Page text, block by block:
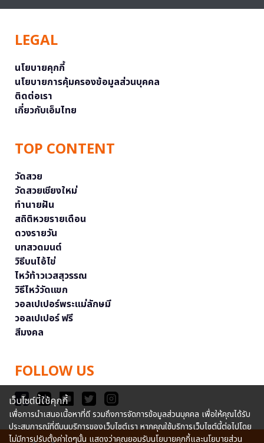
LEGAL
นโยบายคุกกี้
นโยบายการคุ้มครองข้อมูลส่วนบุคคล
ติดต่อเรา
เกี่ยวกับเอ็มไทย
TOP CONTENT
วัดสวย
วัดสวยเชียงใหม่
ทำนายฝัน
สถิติหวยรายเดือน
ดวงรายวัน
บทสวดมนต์
วิธีบนไอ้ไข่
ไหว้ท้าวเวสสุวรรณ
วิธีไหว้วัดแขก
วอลเปเปอร์พระแม่ลักษมี
วอลเปเปอร์ ฟรี
สีมงคล
FOLLOW US
เว็บไซต์นี้ใช้คุกกี้
เพื่อการนำเสนอเนื้อหาที่ดี รวมถึงการจัดการข้อมูลส่วนบุคคล เพื่อให้คุณได้รับ
ประสบการณ์ที่ดีบนบริการของเว็บไซต์เรา หากคุณใช้บริการเว็บไซต์นี้ต่อไปโดย
ไม่มีการปรับตั้งค่าใดๆนั้น แสดงว่าคุณยอมรับนโยบายคุกกี้และนโยบายส่วน